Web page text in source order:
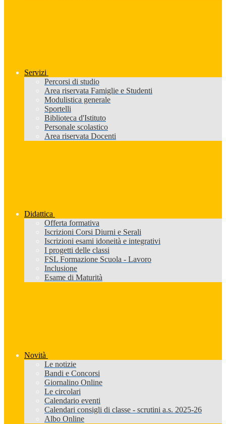
Servizi
Percorsi di studio
Area riservata Famiglie e Studenti
Modulistica generale
Sportelli
Biblioteca d'Istituto
Personale scolastico
Area riservata Docenti
Didattica
Offerta formativa
Iscrizioni Corsi Diurni e Serali
Iscrizioni esami idoneità e integrativi
I progetti delle classi
FSL Formazione Scuola - Lavoro
Inclusione
Esame di Maturità
Novità
Le notizie
Bandi e Concorsi
Giornalino Online
Le circolari
Calendario eventi
Calendari consigli di classe - scrutini a.s. 2025-26
Albo Online